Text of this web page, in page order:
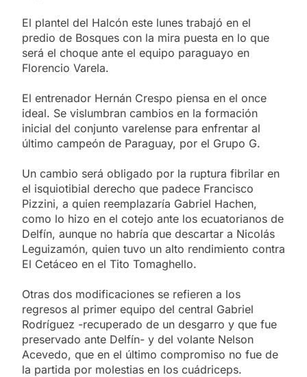
El plantel del Halcón este lunes trabajó en el
predio de Bosques con la mira puesta en lo que
será el choque ante el equipo paraguayo en
Florencio Varela.
El entrenador Hernán Crespo piensa en el once
ideal. Se vislumbran cambios en la formación
inicial del conjunto varelense para enfrentar al
último campeón de Paraguay, por el Grupo G.
Un cambio será obligado por la ruptura fibrilar en
el isquiotibial derecho que padece Francisco
Pizzini, a quien reemplazaría Gabriel Hachen,
como lo hizo en el cotejo ante los ecuatorianos de
Delfín, aunque no habría que descartar a Nicolás
Leguizamón, quien tuvo un alto rendimiento contra
El Cetáceo en el Tito Tomaghello.
Otras dos modificaciones se refieren a los
regresos al primer equipo del central Gabriel
Rodríguez -recuperado de un desgarro y que fue
preservado ante Delfín- y del volante Nelson
Acevedo, que en el último compromiso no fue de
la partida por molestias en los cuádriceps.